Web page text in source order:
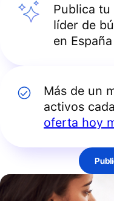
Publica
líder de
en España
Más de un
activos
oferta hoy